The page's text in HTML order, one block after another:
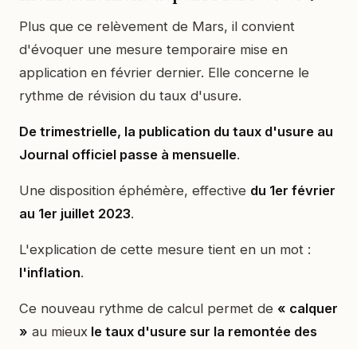
Plus que ce relèvement de Mars, il convient
d'évoquer une mesure temporaire mise en
application en février dernier. Elle concerne le
rythme de révision du taux d'usure.
De trimestrielle, la publication du taux d'usure au
Journal officiel passe à mensuelle.
Une disposition éphémère, effective du 1er février
au 1er juillet 2023.
L'explication de cette mesure tient en un mot :
l'inflation.
Ce nouveau rythme de calcul permet de « calquer
» au mieux le taux d'usure sur la remontée des